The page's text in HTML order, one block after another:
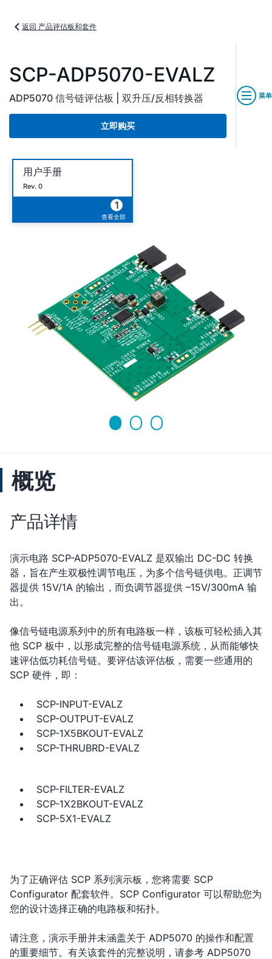
返回 产品评估板和套件
SCP-ADP5070-EVALZ
ADP5070 信号链评估板 | 双升压/反相转换器
立即购买
菜单
用户手册
Rev. 0
1
查看全部
概览
产品详情
演示电路 SCP-ADP5070-EVALZ 是双输出 DC-DC 转换
器，旨在产生双极性调节电压，为多个信号链供电。正调节
器提供 15V/1A 的输出，而负调节器提供 –15V/300mA 输
出。
像信号链电源系列中的所有电路板一样，该板可轻松插入其
他 SCP 板中，以形成完整的信号链电源系统，从而能够快
速评估低功耗信号链。要评估该评估板，需要一些通用的
SCP 硬件，即：
SCP-INPUT-EVALZ
SCP-OUTPUT-EVALZ
SCP-1X5BKOUT-EVALZ
SCP-THRUBRD-EVALZ
SCP-FILTER-EVALZ
SCP-1X2BKOUT-EVALZ
SCP-5X1-EVALZ
为了正确评估 SCP 系列演示板，您将需要 SCP
Configurator 配套软件。SCP Configurator 可以帮助您为
您的设计选择正确的电路板和拓扑。
请注意，演示手册并未涵盖关于 ADP5070 的操作和配置
的重要细节。有关该套件的完整说明，请参考 ADP5070